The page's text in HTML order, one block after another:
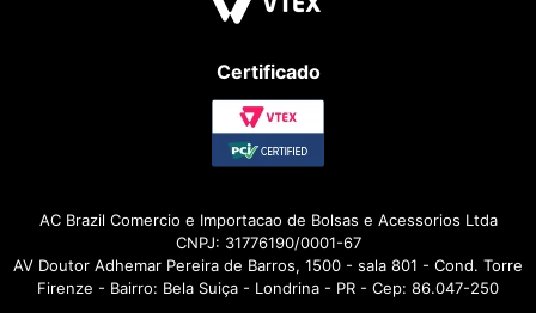
Certificado
AC Brazil Comercio e Importacao de Bolsas e Acessorios Ltda
CNPJ: 31776190/0001-67
AV Doutor Adhemar Pereira de Barros, 1500 - sala 801 - Cond. Torre
Firenze - Bairro: Bela Suiça - Londrina - PR - Cep: 86.047-250